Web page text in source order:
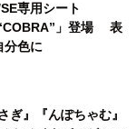
専用シート
“COBRA”」登場 表
分色に
ぎ』『んぽちゃむ』